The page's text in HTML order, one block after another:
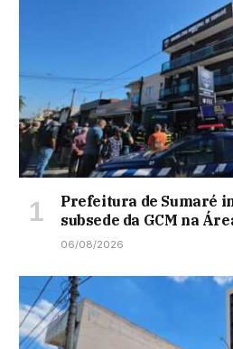
Prefeitura de Sumaré
subsede da GCM na
06/08/2026